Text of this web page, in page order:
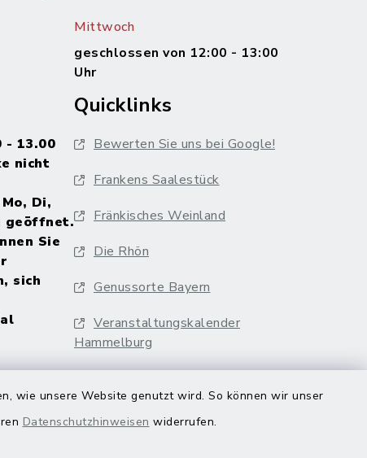
wie unsere Website genutzt wird. So können wir unser
Datenschutzhinweisen widerrufen.
Mittwoch
geschlossen von 12:00 - 13:00
Uhr
- 13.00
nicht
Di,
geöffnet.
Sie
sich
Quicklinks
Bewerten Sie uns bei Google!
Frankens Saalestück
Fränkisches Weinland
Die Rhön
Genussorte Bayern
Veranstaltungskalender
Hammelburg